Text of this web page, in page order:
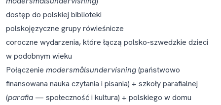
dostęp do polskiej biblioteki
polskojęzyczne grupy rówieśnicze
coroczne wydarzenia, które łączą polsko-szwedzkie dzieci
w podobnym wieku
Połączenie modersmålsundervisning(państwowo
finansowana nauka czytania i pisania) + szkoły parafialnej
(parafia — społeczność i kultura) + polskiego w domu